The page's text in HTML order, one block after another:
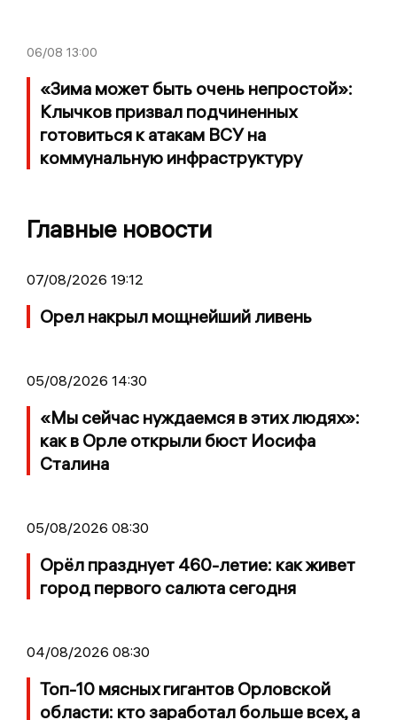
06/08 13:00
«Зима может быть очень непростой»:
Клычков призвал подчиненных
готовиться к атакам ВСУ на
коммунальную инфраструктуру
Главные новости
07/08/2026 19:12
Орел накрыл мощнейший ливень
05/08/2026 14:30
«Мы сейчас нуждаемся в этих людях»:
как в Орле открыли бюст Иосифа
Сталина
05/08/2026 08:30
Орёл празднует 460-летие: как живет
город первого салюта сегодня
04/08/2026 08:30
Топ-10 мясных гигантов Орловской
области: кто заработал больше всех, а